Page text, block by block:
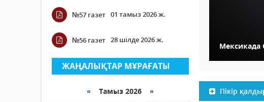
№57 газет 01 тамыз 2026 ж.
№56 газет 28 шілде 2026 ж.
ЖАҢАЛЫҚТАР МҰРАҒАТЫ
« Тамыз 2026 »
Мексикада
Пікір